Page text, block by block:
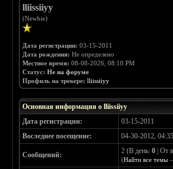
lliissiiyy
(Newbie)
Дата регистрации: 03-15-2011
Дата рождения: Не определено
Местное время: 08-08-2026, 08:10 PM
Статус: Не на форуме
Профиль на трекере: lliissiiyy
Основная информация о lliissiiyy
Дата регистрации:
03-15-2011
Воследнее посещение:
04-30-2012,
Сообщений: 2 (В день:0 | От
(Найти все темы